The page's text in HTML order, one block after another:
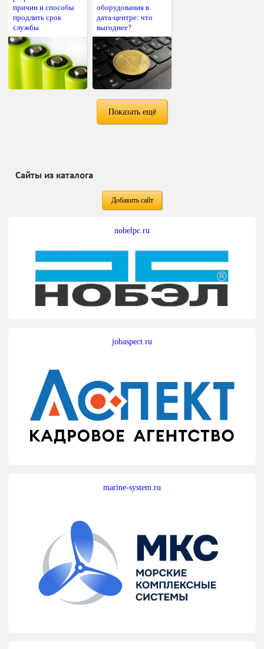
причин и способы
продлить срок
службы
оборудования в
дата-центре: что
выгоднее?
Показать ещё
Сайты из каталога
Добавить сайт
nobelpc.ru
jobaspect.ru
marine-system.ru